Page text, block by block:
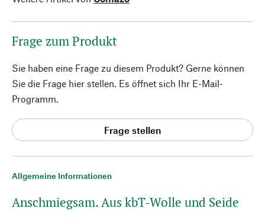
Allgemeine Informationen
Anschmiegsam. Aus kbT-Wolle und Seide
Frage zum Produkt
Sie haben eine Frage zu diesem Produkt? Gerne können
Sie die Frage hier stellen. Es öffnet sich Ihr E-Mail-
Programm.
Frage stellen